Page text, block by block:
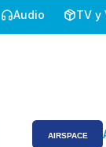
Audio TV y